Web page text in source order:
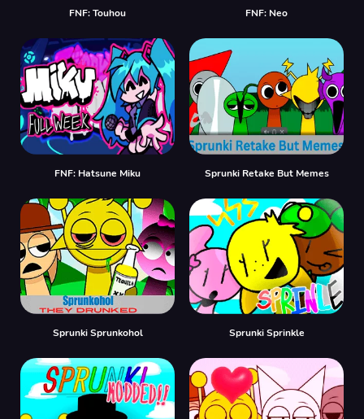
FNF: Touhou FNF: Neo
FNF: Hatsune Miku Sprunki Retake But Memes
Sprunki Sprunkohol Sprunki Sprinkle